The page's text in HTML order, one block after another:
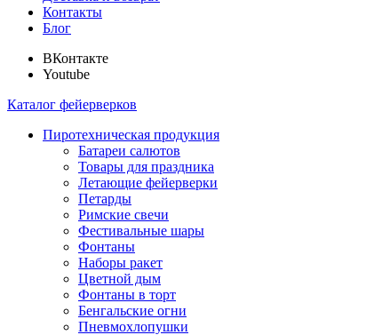
Контакты
Блог
ВКонтакте
Youtube
Каталог фейерверков
Пиротехническая продукция
Батареи салютов
Товары для праздника
Летающие фейерверки
Петарды
Римские свечи
Фестивальные шары
Фонтаны
Наборы ракет
Цветной дым
Фонтаны в торт
Бенгальские огни
Пневмохлопушки